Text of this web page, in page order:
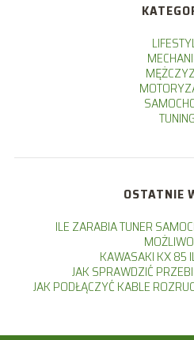
TUNING
OSTATNIE
ILE ZARABIA TUNER
KAWASAKI KX 85
JAK SPRAWDZIĆ
JAK PODŁĄCZYĆ KABLE